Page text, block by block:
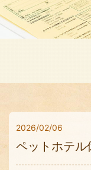
2026/02/06
ペットホテル